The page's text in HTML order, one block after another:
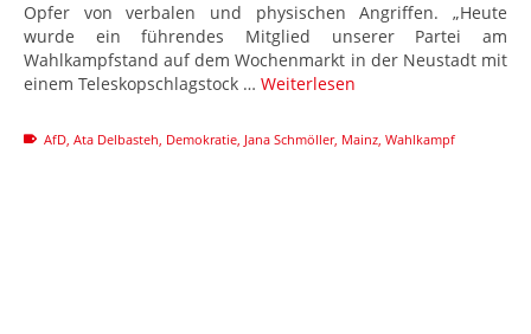
Opfer von verbalen und physischen Angriffen. „Heute
wurde ein führendes Mitglied unserer Partei am
Wahlkampfstand auf dem Wochenmarkt in der Neustadt mit
einem Teleskopschlagstock … Weiterlesen
AfD Ata Delbasteh Demokratie Jana Schmöller, Mainz Wahlkampf